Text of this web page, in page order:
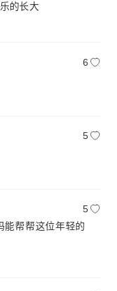
的长大
6
5
5
能帮帮这位年轻的